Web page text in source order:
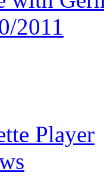
2011
Player